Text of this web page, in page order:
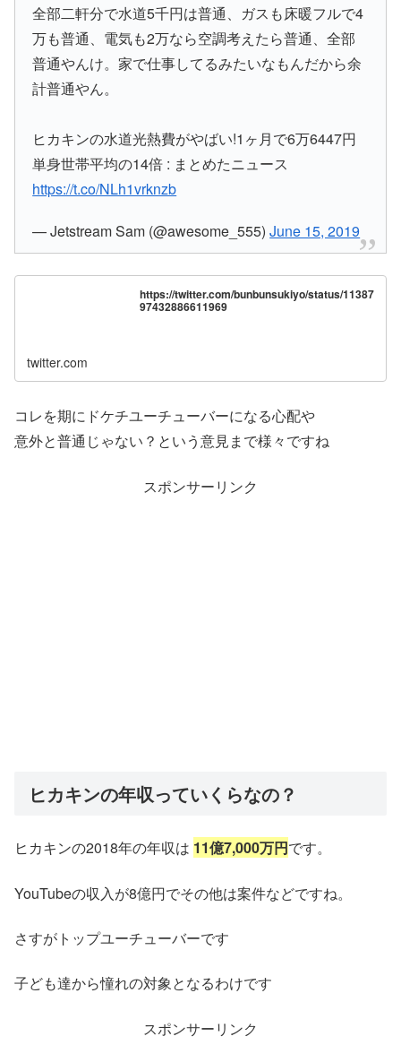
全部二軒分で水道5千円は普通、ガスも床暖フルで4
万も普通、電気も2万なら空調考えたら普通、全部
普通やんけ。家で仕事してるみたいなもんだから余
計普通やん。
ヒカキンの水道光熱費がやばい!1ヶ月で6万6447円
単身世帯平均の14倍 : まとめたニュース
https://t.co/NLh1vrknzb
— Jetstream Sam (@awesome_555)June 15, 2019
https://twitter.com/bunbunsukiyo/status/11387
97432886611969
twitter.com
コレを期にドケチユーチューバーになる心配や
意外と普通じゃない？という意見まで様々ですね
スポンサーリンク
ヒカキンの年収っていくらなの？
ヒカキンの2018年の年収は 11億7,000万円です。
YouTubeの収入が8億円でその他は案件などですね。
さすがトップユーチューバーです
子ども達から憧れの対象となるわけです
スポンサーリンク